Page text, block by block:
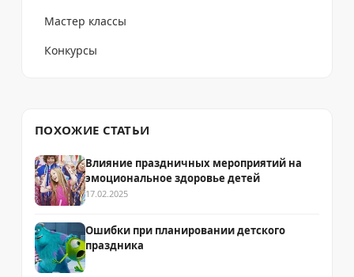
Мастер классы
Конкурсы
ПОХОЖИЕ СТАТЬИ
Влияние праздничных мероприятий на
эмоциональное здоровье детей
17.02.2025
Ошибки при планировании детского
праздника